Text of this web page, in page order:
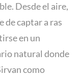
Desde el aire,
de captar a ras
en un
natural donde
como